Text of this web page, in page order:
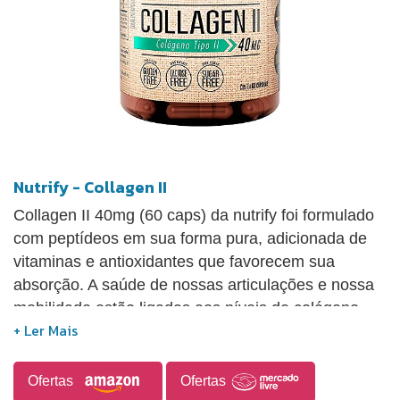
Nutrify - Collagen II
Collagen II 40mg (60 caps) da nutrify foi formulado
com peptídeos em sua forma pura, adicionada de
vitaminas e antioxidantes que favorecem sua
absorção. A saúde de nossas articulações e nossa
mobilidade estão ligadas aos níveis de colágeno
tipo II presentes em nosso corpo, que diminuem
Ofertas Ofertas